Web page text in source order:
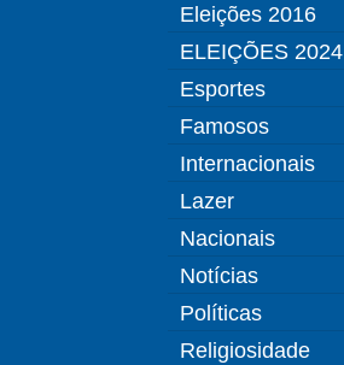
Eleições 2016
ELEIÇÕES 2024
Esportes
Famosos
Internacionais
Lazer
Nacionais
Notícias
Políticas
Religiosidade